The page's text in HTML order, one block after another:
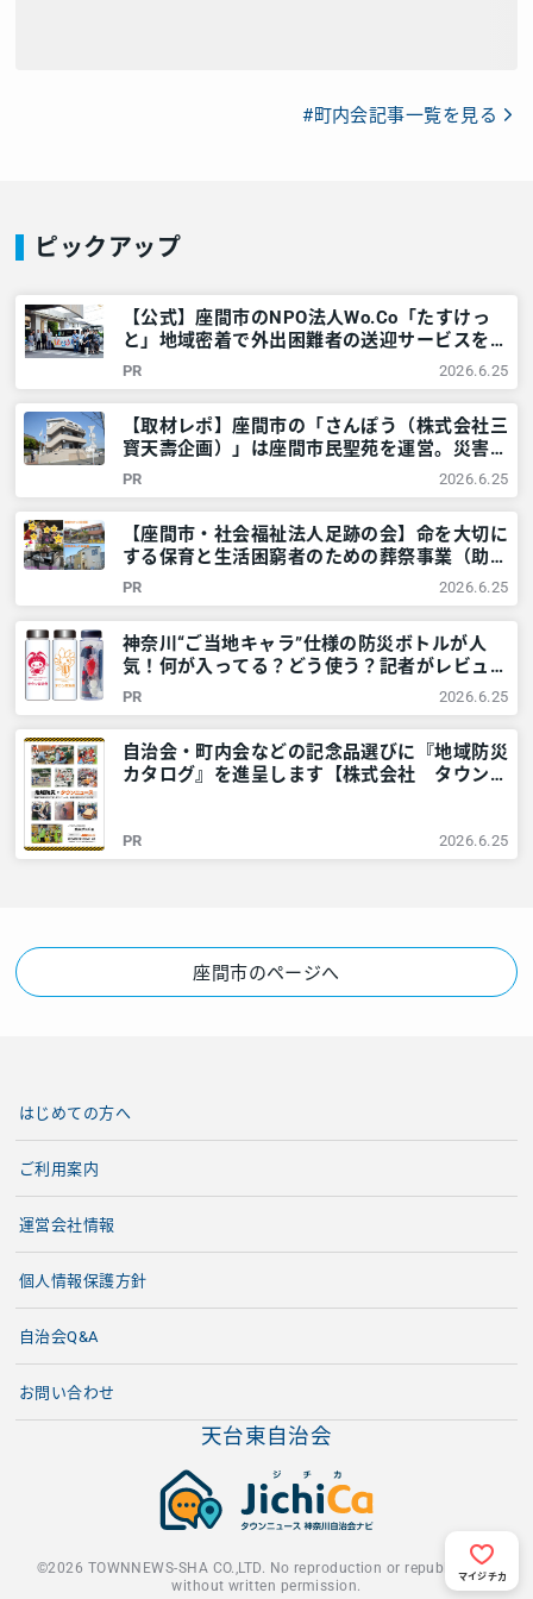
#町内会記事一覧を見る
ピックアップ
【公式】座間市のNPO法人Wo.Co「たすけっ
と」地域密着で外出困難者の送迎サービスを提
供しています＜ドライバー募集中＞ – 神奈
川・東京多摩のご近所情報 – レアリア
PR 2026.6.25
【取材レポ】座間市の「さんぽう（株式会社三
寳天壽企画）」は座間市民聖苑を運営。災害時
には市や警察と協力も – 神奈川・東京多摩の
ご近所情報 – レアリア
PR 2026.6.25
【座間市・社会福祉法人足跡の会】命を大切に
する保育と生活困窮者のための葬祭事業（助
葬）とは – 神奈川・東京多摩のご近所情報 –
レアリア
PR 2026.6.25
神奈川“ご当地キャラ”仕様の防災ボトルが人
気！何が入ってる？どう使う？記者がレビュー
してみました – 神奈川・東京多摩のご近所情
報 – レアリア
PR 2026.6.25
自治会・町内会などの記念品選びに『地域防災
カタログ』を進呈します【株式会社 タウンニ
PR 2026.6.25
座間市のページへ
天台東自治会
はじめての方へ
ご利用案内
運営会社情報
個人情報保護方針
自治会Q&A
お問い合わせ
©2026 TOWNNEWS-SHA CO.,LTD. No reproduction or republication
without written permission.
マイジチカ